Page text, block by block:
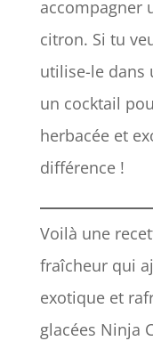
accompagner
citron. Si tu
utilise-le dans
un cocktail
herbacée et
différence !
Voilà une
fraîcheur qui
exotique et
glacées Ninja